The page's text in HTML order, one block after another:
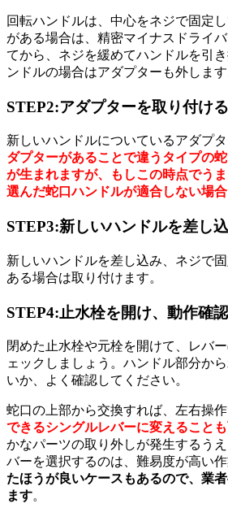
回転ハンドルは、中心をネジで固定
がある場合は、精密マイナスドライ
てから、ネジを緩めてハンドルを引
ンドルの場合はアダプターも外します
STEP2:アダプターを取り付ける
新しいハンドルについているアダプタ
ダプターがあることで違うタイプの
が生まれますが、もしこの時点でうま
選んだ蛇口ハンドルが適合しない場
STEP3:新しいハンドルを差し
新しいハンドルを差し込み、ネジで
ある場合は取り付けます。
STEP4:止水栓を開け、動作確
閉めた止水栓や元栓を開けて、レバ
ェックしましょう。ハンドル部分か
いか、よく確認してください。
蛇口の上部から交換すれば、左右操作
できるシングルレバーに変えること
かなパーツの取り外しが発生するう
バーを選択するのは、難易度が高い作
たほうが良いケースもあるので、業
ます。